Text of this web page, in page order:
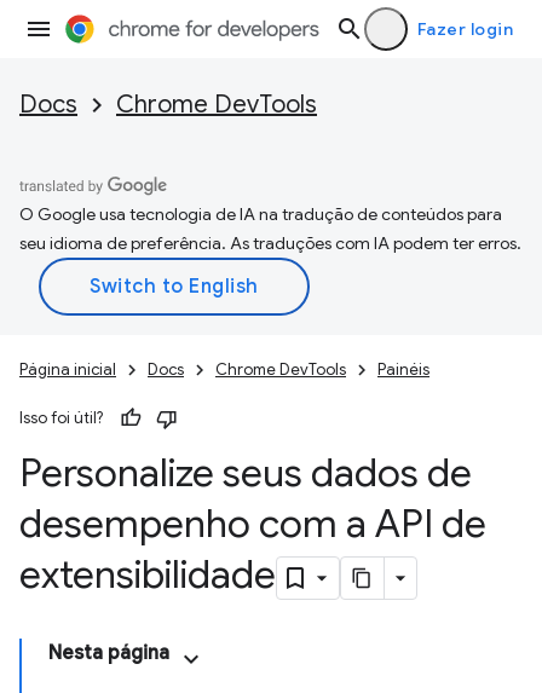
Fazer login
Docs Chrome DevTools
O Google usa tecnologia de IA na tradução de conteúdos para
seu idioma de preferência. As traduções com IA podem ter erros.
Página inicial Docs Chrome DevTools Painéis
Isso foi útil?
Personalize seus dados de
desempenho com a API de
extensibilidade
Nesta página